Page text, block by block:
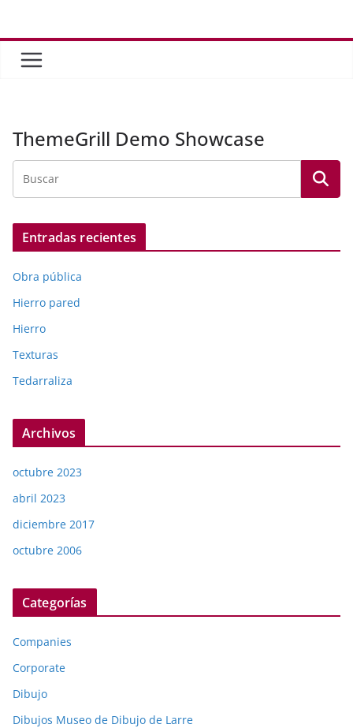
contenido
ThemeGrill Demo Showcase
Entradas recientes
Obra pública
Hierro pared
Hierro
Texturas
Tedarraliza
Archivos
octubre 2023
abril 2023
diciembre 2017
octubre 2006
Categorías
Companies
Corporate
Dibujo
Dibujos Museo de Dibujo de Larre